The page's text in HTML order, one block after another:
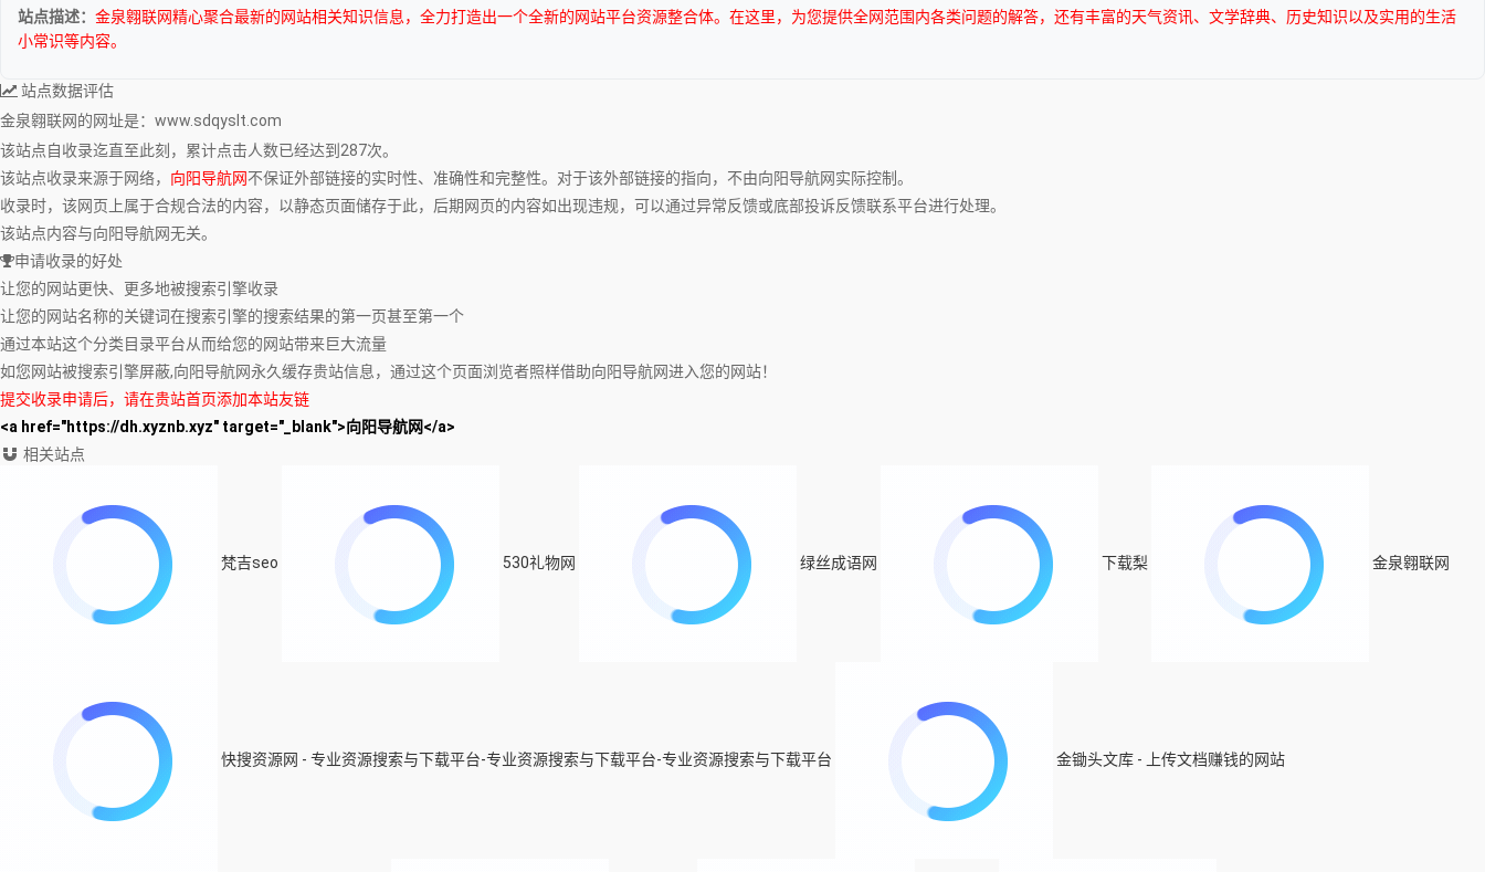
站点描述： 金泉翱联网精心聚合最新的网站相关知识信息，全力打造出一个全新的网站平台资源整合体。在这里，为您提供全网范围内各类问题的解答，还有丰富的天气资讯、文学辞典、历史知识以及实用的生活
小常识等内容。
站点数据评估
金泉翱联网的网址是：www.sdqyslt.com
该站点自收录迄直至此刻，累计点击人数已经达到287次。
该站点收录来源于网络， 向阳导航网不保证外部链接的实时性、准确性和完整性。对于该外部链接的指向，不由向阳导航网实际控制。
收录时，该网页上属于合规合法的内容，以静态页面储存于此，后期网页的内容如出现违规，可以通过异常反馈或底部投诉反馈联系平台进行处理。
该站点内容与向阳导航网无关。
申请收录的好处
让您的网站更快、更多地被搜索引擎收录
让您的网站名称的关键词在搜索引擎的搜索结果的第一页甚至第一个
通过本站这个分类目录平台从而给您的网站带来巨大流量
如您网站被搜索引擎屏蔽,向阳导航网永久缓存贵站信息，通过这个页面浏览者照样借助向阳导航网进入您的网站！
提交收录申请后，请在贵站首页添加本站友链
<a href="https://dh.xyznb.xyz" target="_blank">向阳导航网</a>
相关站点
梵吉seo 530礼物网 绿丝成语网 下载梨 金泉翱联网
快搜资源网 - 专业资源搜索与下载平台-专业资源搜索与下载平台-专业资源搜索与下载平台 金锄头文库 - 上传文档赚钱的网站